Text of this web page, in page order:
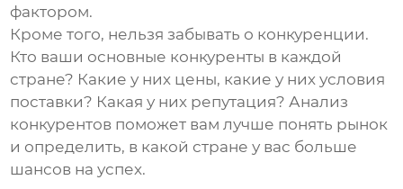
фактором.
Кроме того, нельзя забывать о конкуренции.
Кто ваши основные конкуренты в каждой
стране? Какие у них цены, какие у них условия
поставки? Какая у них репутация? Анализ
конкурентов поможет вам лучше понять рынок
и определить, в какой стране у вас больше
шансов на успех.